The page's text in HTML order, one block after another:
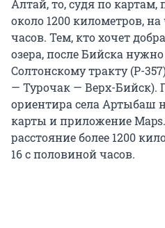
Алтай, то, судя по картам,
около 1200 километров, на
часов. Тем, кто хочет
озера, после Бийска
Солтонскому тракту (Р-
— Турочак — Верх-Бийск).
ориентира села Артыбаш
карты и приложение
расстояние более 1200
16 с половиной часов.